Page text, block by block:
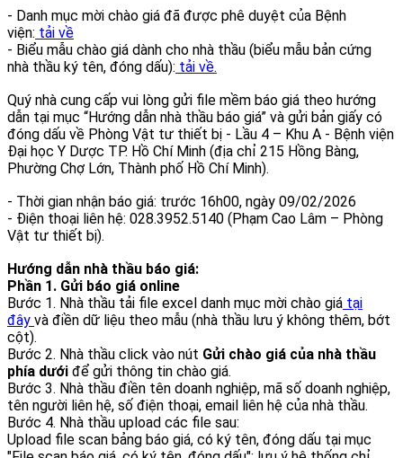
- Danh mục mời chào giá đã được phê duyệt của Bệnh
viện: tải về
- Biểu mẫu chào giá dành cho nhà thầu (biểu mẫu bản cứng
nhà thầu ký tên, đóng dấu): tải về.
Quý nhà cung cấp vui lòng gửi file mềm báo giá theo hướng
dẫn tại mục “Hướng dẫn nhà thầu báo giá” và gửi bản giấy có
đóng dấu về Phòng Vật tư thiết bị - Lầu 4 – Khu A - Bệnh viện
Đại học Y Dược TP. Hồ Chí Minh (địa chỉ 215 Hồng Bàng,
Phường Chợ Lớn, Thành phố Hồ Chí Minh).
- Thời gian nhận báo giá: trước 16h00, ngày 09/02/2026
- Điện thoại liên hệ: 028.3952.5140 (Phạm Cao Lâm – Phòng
Vật tư thiết bị).
Hướng dẫn nhà thầu báo giá:
Phần 1. Gửi báo giá online
Bước 1. Nhà thầu tải file excel danh mục mời chào giá tại
đây và điền dữ liệu theo mẫu (nhà thầu lưu ý không thêm, bớt
cột).
Bước 2. Nhà thầu click vào nút Gửi chào giá của nhà thầu
phía dưới để gửi thông tin chào giá.
Bước 3. Nhà thầu điền tên doanh nghiệp, mã số doanh nghiệp,
tên người liên hệ, số điện thoại, email liên hệ của nhà thầu.
Bước 4. Nhà thầu upload các file sau:
Upload file scan bảng báo giá, có ký tên, đóng dấu tại mục